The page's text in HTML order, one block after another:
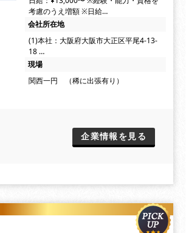
考慮のうえ増額 ※日給…
会社所在地
(1)本社：大阪府大阪市大正区平尾4-13-
18 …
現場
関西一円 （稀に出張有り）
企業情報を見る